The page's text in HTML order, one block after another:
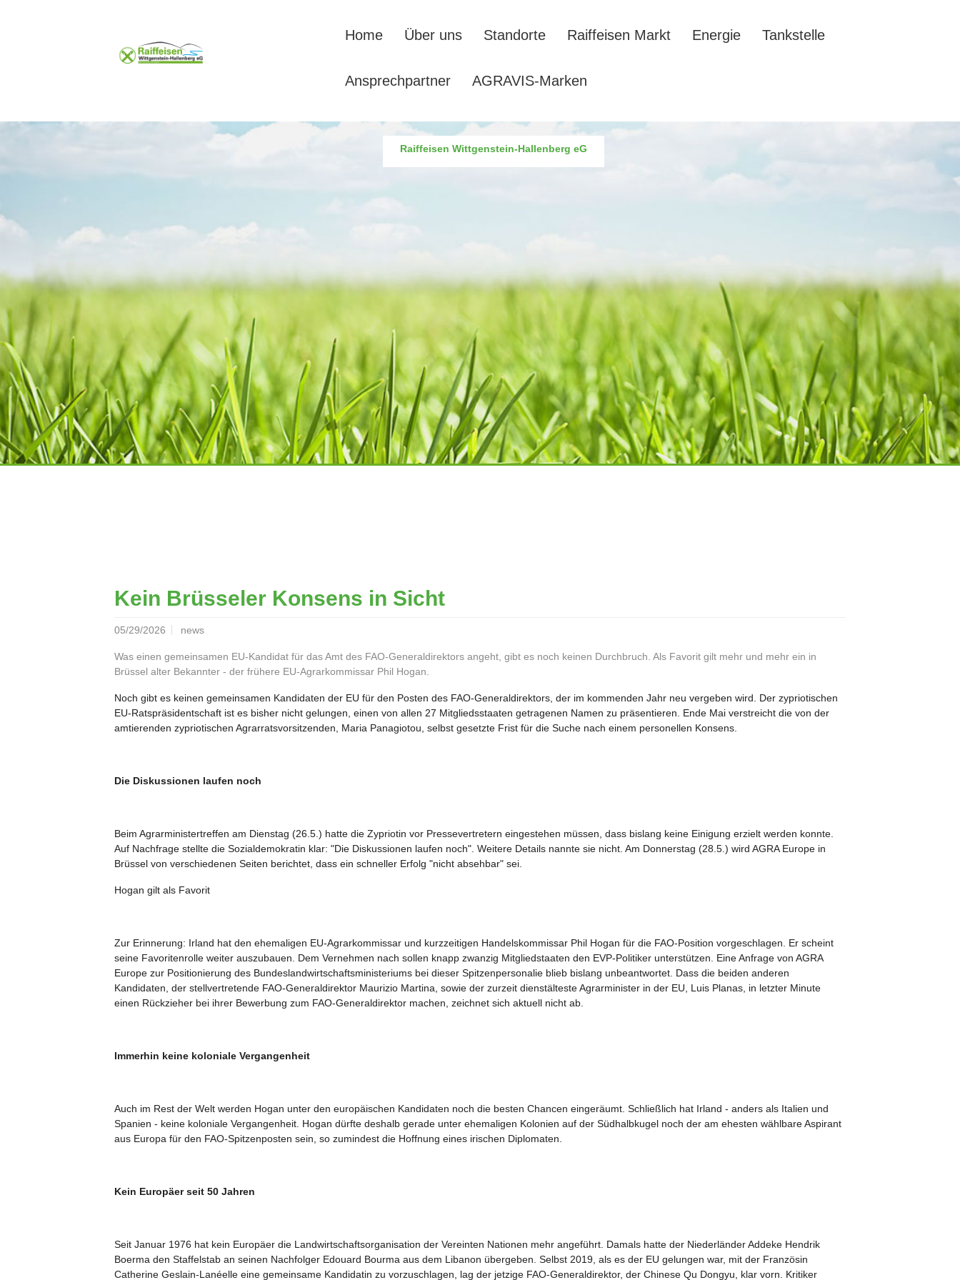
Home Über uns Standorte Raiffeisen Markt Energie Tankstelle
Ansprechpartner AGRAVIS-Marken
Raiffeisen Wittgenstein-Hallenberg eG
Kein Brüsseler Konsens in Sicht
05/29/2026 news
Was einen gemeinsamen EU-Kandidat für das Amt des FAO-Generaldirektors angeht, gibt es noch keinen Durchbruch. Als Favorit gilt mehr und mehr ein in
Brüssel alter Bekannter - der frühere EU-Agrarkommissar Phil Hogan.
Noch gibt es keinen gemeinsamen Kandidaten der EU für den Posten des FAO-Generaldirektors, der im kommenden Jahr neu vergeben wird. Der zypriotischen
EU-Ratspräsidentschaft ist es bisher nicht gelungen, einen von allen 27 Mitgliedsstaaten getragenen Namen zu präsentieren. Ende Mai verstreicht die von der
amtierenden zypriotischen Agrarratsvorsitzenden, Maria Panagiotou, selbst gesetzte Frist für die Suche nach einem personellen Konsens.
Die Diskussionen laufen noch
Beim Agrarministertreffen am Dienstag (26.5.) hatte die Zypriotin vor Pressevertretern eingestehen müssen, dass bislang keine Einigung erzielt werden konnte.
Auf Nachfrage stellte die Sozialdemokratin klar: "Die Diskussionen laufen noch". Weitere Details nannte sie nicht. Am Donnerstag (28.5.) wird AGRA Europe in
Brüssel von verschiedenen Seiten berichtet, dass ein schneller Erfolg "nicht absehbar" sei.
Hogan gilt als Favorit
Zur Erinnerung: Irland hat den ehemaligen EU-Agrarkommissar und kurzzeitigen Handelskommissar Phil Hogan für die FAO-Position vorgeschlagen. Er scheint
seine Favoritenrolle weiter auszubauen. Dem Vernehmen nach sollen knapp zwanzig Mitgliedstaaten den EVP-Politiker unterstützen. Eine Anfrage von AGRA
Europe zur Positionierung des Bundeslandwirtschaftsministeriums bei dieser Spitzenpersonalie blieb bislang unbeantwortet. Dass die beiden anderen
Kandidaten, der stellvertretende FAO-Generaldirektor Maurizio Martina, sowie der zurzeit dienstälteste Agrarminister in der EU, Luis Planas, in letzter Minute
einen Rückzieher bei ihrer Bewerbung zum FAO-Generaldirektor machen, zeichnet sich aktuell nicht ab.
Immerhin keine koloniale Vergangenheit
Auch im Rest der Welt werden Hogan unter den europäischen Kandidaten noch die besten Chancen eingeräumt. Schließlich hat Irland - anders als Italien und
Spanien - keine koloniale Vergangenheit. Hogan dürfte deshalb gerade unter ehemaligen Kolonien auf der Südhalbkugel noch der am ehesten wählbare Aspirant
aus Europa für den FAO-Spitzenposten sein, so zumindest die Hoffnung eines irischen Diplomaten.
Kein Europäer seit 50 Jahren
Seit Januar 1976 hat kein Europäer die Landwirtschaftsorganisation der Vereinten Nationen mehr angeführt. Damals hatte der Niederländer Addeke Hendrik
Boerma den Staffelstab an seinen Nachfolger Edouard Bourma aus dem Libanon übergeben. Selbst 2019, als es der EU gelungen war, mit der Französin
Catherine Geslain-Lanéelle eine gemeinsame Kandidatin zu vorzuschlagen, lag der jetzige FAO-Generaldirektor, der Chinese Qu Dongyu, klar vorn. Kritiker